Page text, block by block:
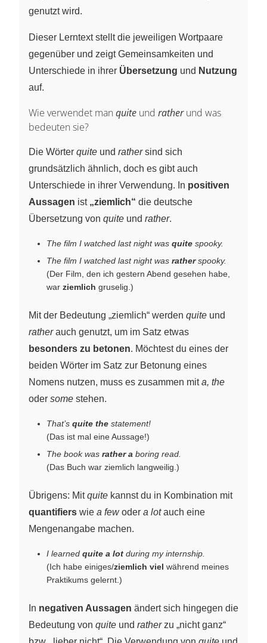
genutzt wird.
Dieser Lerntext stellt die jeweiligen Wortpaare
gegenüber und zeigt Gemeinsamkeiten und
Unterschiede in ihrer Übersetzung und Nutzung
auf.
Wie verwendet man quite und ratherund was
bedeuten sie?
Die Wörter quite und rathersind sich
grundsätzlich ähnlich, doch es gibt auch
Unterschiede in ihrer Verwendung. In positiven
Aussagen ist „ziemlich“ die deutsche
Übersetzung von quite und rather.
The film I watched last night was quite spooky.
The film I watched last night was ratherspooky.
(Der Film, den ich gestern Abend gesehen habe,
war ziemlich gruselig.)
Mit der Bedeutung „ziemlich“ werden quite und
ratherauch genutzt, um im Satz etwas
besonders zu betonen. Möchtest du eines der
beiden Wörter im Satz zur Betonung eines
Nomens nutzen, muss es zusammen mita, the
oder some stehen.
That’s quite the statement!
(Das ist mal eine Aussage!)
The book was rather a boring read.
(Das Buch war ziemlich langweilig.)
Übrigens: Mitquite kannst du in Kombination mit
quantifiers wie a fewoder a lotauch eine
Mengenangabe machen.
I learned quite a lot during my internship.
(Ich habe einiges/ziemlich viel während meines
Praktikums gelernt.)
In negativen Aussagen ändert sich hingegen die
Bedeutung von quite und ratherzu „nicht ganz“